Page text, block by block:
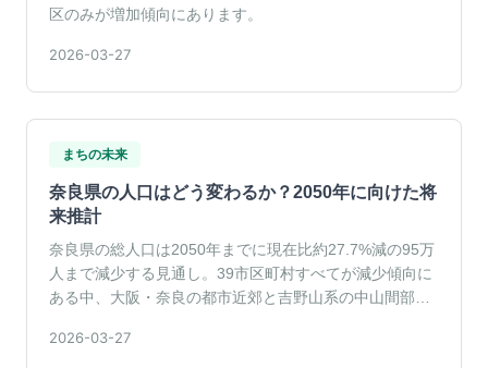
区のみが増加傾向にあります。
2026-03-27
まちの未来
奈良県の人口はどう変わるか？2050年に向けた将
来推計
奈良県の総人口は2050年までに現在比約27.7%減の95万
人まで減少する見通し。39市区町村すべてが減少傾向に
ある中、大阪・奈良の都市近郊と吉野山系の中山間部で
2026-03-27